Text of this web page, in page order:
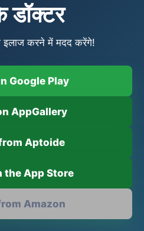
इलाज करने में मदद करेंगे!
Google Play
AppGallery
Aptoide
the App Store
Amazon